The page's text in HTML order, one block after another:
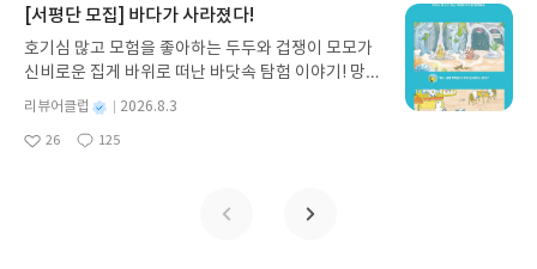
일한 존재가 되겠지······." 128p-어른이 되어버린 나
를 위해 선물해주는 책인 것 같다. ‘진짜 중요한 것은
눈에 보이지 않는다’는 말처럼, 어른들의 계산적인 삶
이 아닌 어린 아이의 눈으로 진심을 바라보는 사람이
되길 다짐한다.-이 책에는 영어 원서도 포함되어 있
어서 선물이나 소장용으로도 좋을 것 같다. 소중한 책
도서 #소장용도서 #느낌이있는책 #책추천 #도서추
률이 올라갑니다!! ※ 신청 전, 꼭 확인해주세요!- '사
락' 개설 후, 이 글의 댓글로 신청해주세요.- 기존 YE
S블로그는 '사락'으로 개편되어 별도로 개설하지 않
배송지가 아닌 회원정보상의 주소/연락처 (클릭 시
수정 가능)로 발송됩니다.- 주소/연락처에 문제가 있
2주 이내 리뷰를 작성해주셔야 합니다. (포스트가 아
좋은 정보를 찾는 시대는 끝났습니다. 이제는 좋은 질
기고 싶은 월급쟁이라면, 이 책이 바로 그 시작입니
다.AI가 알아서 굴려주는 월급쟁이 재테크글쓴이김
태형 저출판사한빛미디어 예스24 바로가기 닫기모
집인원 : 5명신청기간 : 2026.08.04 ~ 2026.08.08발
정 불가)▶ 서평단 신청 방법 : 기대평 댓글을 작성해
[서평단 모집] 바다가 사라졌다!
호기심 많고 모험을 좋아하는 두두와 겁쟁이 모모가
신비로운 집게 바위로 떠난 바닷속 탐험 이야기! 망둥
이, 소라게, 낙지 같은 바다 친구들과 신나게 놀던 중
갑자기 거대해진 집게 바위의 비밀을 마주하게 되는
데, 과연 바다에 무슨 일이 벌어진 걸까요? 상상력을
빛 예스24 바로가기 닫기모집인원 : 20명신청기간 :
별
리뷰어클럽
성
2026.8.3
좋
26
댓
125
작